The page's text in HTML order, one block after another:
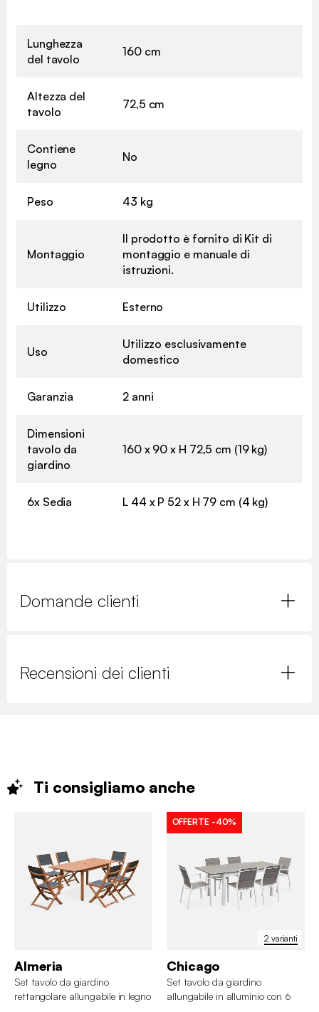
Lunghezza
del tavolo
160 cm
Altezza del
tavolo
72,5 cm
Contiene
legno
No
Peso 43 kg
Montaggio
Il prodotto è fornito di Kit di
montaggio e manuale di
istruzioni.
Utilizzo Esterno
Uso
Utilizzo esclusivamente
domestico
Garanzia 2 anni
Dimensioni
tavolo da
giardino
160 x 90 x H 72,5 cm (19 kg)
6x Sedia L 44 x P 52 x H 79 cm (4 kg)
Domande clienti
Recensioni dei clienti
Ti consigliamo anche
Almeria
Set tavolo da giardino
rettangolare allungabile in legno
2 varianti
OFFERTE -40%
Chicago
Set tavolo da giardino
allungabile in alluminio con 6